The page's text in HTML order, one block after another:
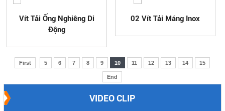
Vít Tải Ống Nghiêng Di
Động
02 Vít Tải Máng Inox
First 5 6 7 8 9 10 11 12 13 14 15
End
VIDEO CLIP